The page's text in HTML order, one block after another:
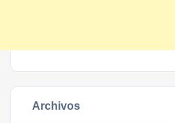
Archivos